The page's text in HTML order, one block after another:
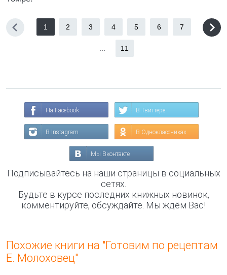
1 2 3 4 5 6 7
11
На Facebook В Твиттере
В Instagram В Одноклассниках
Мы Вконтакте
Подписывайтесь на наши страницы в социальных
сетях.
Будьте в курсе последних книжных новинок,
комментируйте, обсуждайте. Мы ждём Вас!
Похожие книги на "Готовим по рецептам
Е. Молоховец"